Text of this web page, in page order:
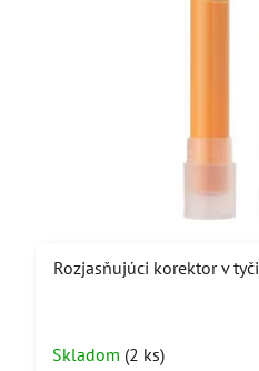
Rozjasňujúci korektor v
Skladom (2 ks)